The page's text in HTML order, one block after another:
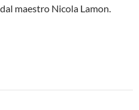
maestro Nicola Lamon.